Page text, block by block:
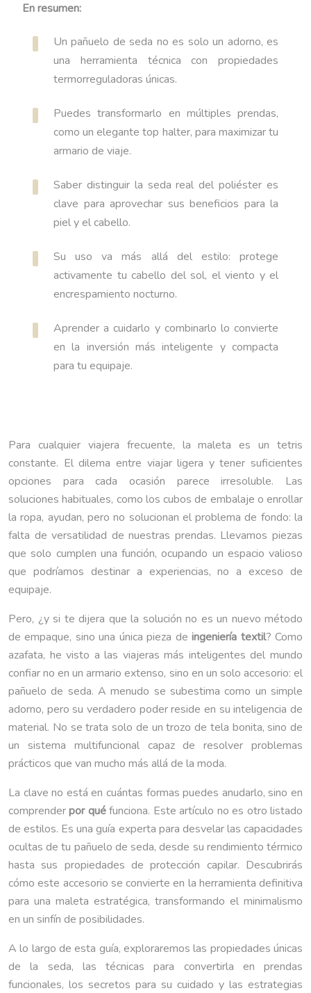
En resumen:
Un pañuelo de seda no es solo un adorno, es
una herramienta técnica con propiedades
termorreguladoras únicas.
Puedes transformarlo en múltiples prendas,
como un elegante top halter, para maximizar tu
armario de viaje.
Saber distinguir la seda real del poliéster es
clave para aprovechar sus beneficios para la
piel y el cabello.
Su uso va más allá del estilo: protege
activamente tu cabello del sol, el viento y el
encrespamiento nocturno.
Aprender a cuidarlo y combinarlo lo convierte
en la inversión más inteligente y compacta
para tu equipaje.
Para cualquier viajera frecuente, la maleta es un tetris
constante. El dilema entre viajar ligera y tener suficientes
opciones para cada ocasión parece irresoluble. Las
soluciones habituales, como los cubos de embalaje o enrollar
la ropa, ayudan, pero no solucionan el problema de fondo: la
falta de versatilidad de nuestras prendas. Llevamos piezas
que solo cumplen una función, ocupando un espacio valioso
que podríamos destinar a experiencias, no a exceso de
equipaje.
Pero, ¿y si te dijera que la solución no es un nuevo método
de empaque, sino una única pieza deingeniería textil? Como
azafata, he visto a las viajeras más inteligentes del mundo
confiar no en un armario extenso, sino en un solo accesorio: el
pañuelo de seda. A menudo se subestima como un simple
adorno, pero su verdadero poder reside en su inteligencia de
material. No se trata solo de un trozo de tela bonita, sino de
un sistema multifuncional capaz de resolver problemas
prácticos que van mucho más allá de la moda.
La clave no está en cuántas formas puedes anudarlo, sino en
comprenderpor quéfunciona. Este artículo no es otro listado
de estilos. Es una guía experta para desvelar las capacidades
ocultas de tu pañuelo de seda, desde su rendimiento térmico
hasta sus propiedades de protección capilar. Descubrirás
cómo este accesorio se convierte en la herramienta definitiva
para una maleta estratégica, transformando el minimalismo
en un sinfín de posibilidades.
A lo largo de esta guía, exploraremos las propiedades únicas
de la seda, las técnicas para convertirla en prendas
funcionales, los secretos para su cuidado y las estrategias